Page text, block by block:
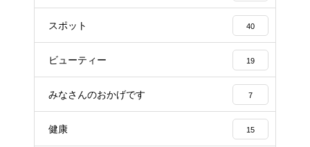
スポット 40
ビューティー 19
みなさんのおかげです 7
健康 15